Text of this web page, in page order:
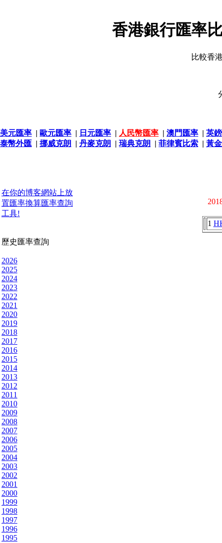
香港銀行匯率
比較香
美元匯率 | 歐元匯率 | 日元匯率 | 人民幣匯率 | 澳門匯率 | 英
泰幣外匯 | 挪威克朗 | 丹麥克朗 | 瑞典克朗 | 菲律賓比索 | 黃
在你的博客網站上放
置匯率換算匯率查詢
工具!
歷史匯率查詢
2026
2025
2024
2023
2022
2021
2020
2019
2018
2017
2016
2015
2014
2013
2012
2011
2010
2009
2008
2007
2006
2005
2004
2003
2002
2001
2000
1999
1998
1997
1996
1995
1